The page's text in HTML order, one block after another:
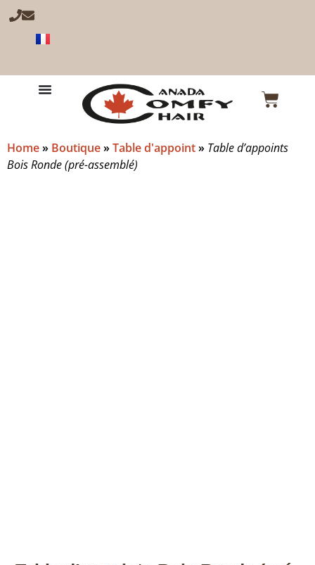
Home» Boutique»Table d'appoint» Table d’appoints
Bois Ronde (pré-assemblé)